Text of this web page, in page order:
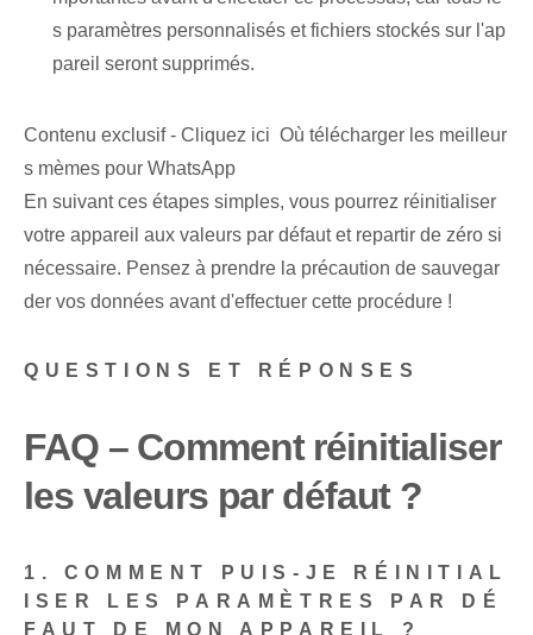
s paramètres personnalisés et fichiers stockés sur l'ap
pareil seront supprimés.
Contenu exclusif - Cliquez ici Où télécharger les meilleur
s mèmes pour WhatsApp
En suivant ces étapes simples, vous pourrez réinitialiser
votre appareil aux valeurs par défaut et repartir de zéro si
nécessaire. Pensez à prendre la précaution de sauvegar
der vos données avant d'effectuer cette procédure !
QUESTIONS ET RÉPONSES
FAQ – Comment réinitialiser
les valeurs par défaut ?
1. COMMENT PUIS-JE RÉINITIAL
ISER LES PARAMÈTRES PAR DÉ
FAUT DE MON APPAREIL ?